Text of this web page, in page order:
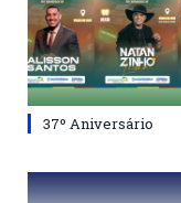
37º Aniversário